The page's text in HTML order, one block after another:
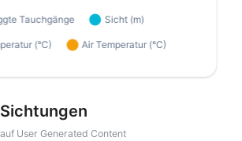
User Generated Content